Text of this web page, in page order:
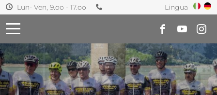
Lun- Ven, 9.oo - 17.oo Lingua